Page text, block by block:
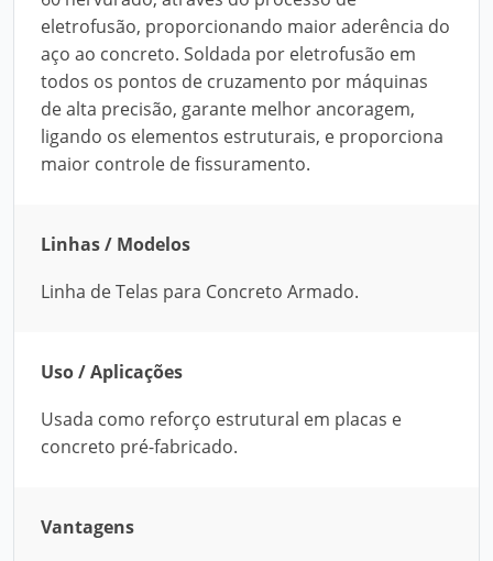
eletrofusão, proporcionando maior aderência do
aço ao concreto. Soldada por eletrofusão em
todos os pontos de cruzamento por máquinas
de alta precisão, garante melhor ancoragem,
ligando os elementos estruturais, e proporciona
maior controle de fissuramento.
Linhas / Modelos
Linha de Telas para Concreto Armado.
Uso / Aplicações
Usada como reforço estrutural em placas e
concreto pré-fabricado.
Vantagens